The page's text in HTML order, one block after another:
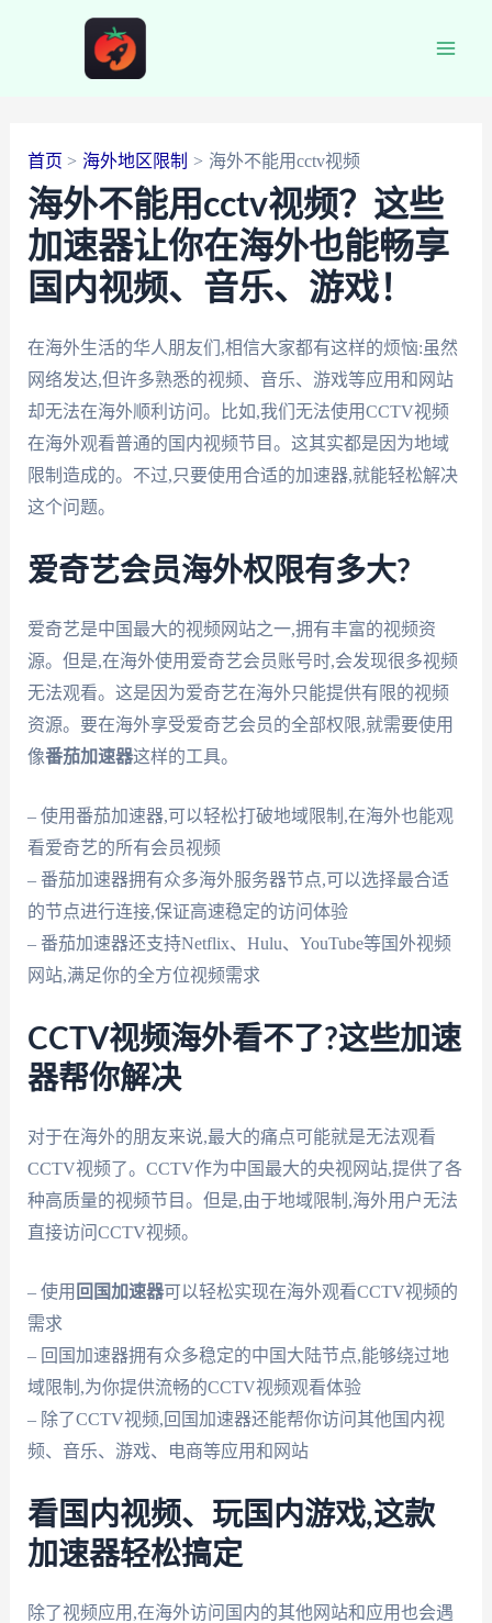
首页 海外地区限制 海外不能用cctv视频
海外不能用cctv视频？这些
加速器让你在海外也能畅享
国内视频、音乐、游戏！
在海外生活的华人朋友们,相信大家都有这样的烦恼:虽然
网络发达,但许多熟悉的视频、音乐、游戏等应用和网站
却无法在海外顺利访问。比如,我们无法使用CCTV视频
在海外观看普通的国内视频节目。这其实都是因为地域
限制造成的。不过,只要使用合适的加速器,就能轻松解决
这个问题。
爱奇艺会员海外权限有多大?
爱奇艺是中国最大的视频网站之一,拥有丰富的视频资
源。但是,在海外使用爱奇艺会员账号时,会发现很多视频
无法观看。这是因为爱奇艺在海外只能提供有限的视频
资源。要在海外享受爱奇艺会员的全部权限,就需要使用
像番茄加速器这样的工具。
– 使用番茄加速器,可以轻松打破地域限制,在海外也能观
看爱奇艺的所有会员视频
– 番茄加速器拥有众多海外服务器节点,可以选择最合适
的节点进行连接,保证高速稳定的访问体验
– 番茄加速器还支持Netflix、Hulu、YouTube等国外视频
网站,满足你的全方位视频需求
CCTV视频海外看不了?这些加速
器帮你解决
对于在海外的朋友来说,最大的痛点可能就是无法观看
CCTV视频了。CCTV作为中国最大的央视网站,提供了各
种高质量的视频节目。但是,由于地域限制,海外用户无法
直接访问CCTV视频。
– 使用 回国加速器可以轻松实现在海外观看CCTV视频的
需求
– 回国加速器拥有众多稳定的中国大陆节点,能够绕过地
域限制,为你提供流畅的CCTV视频观看体验
– 除了CCTV视频,回国加速器还能帮你访问其他国内视
频、音乐、游戏、电商等应用和网站
看国内视频、玩国内游戏,这款
加速器轻松搞定
除了视频应用,在海外访问国内的其他网站和应用也会遇